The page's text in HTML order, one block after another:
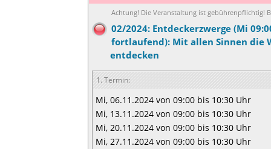
Achtung! Die Veranstaltung ist gebührenpflichtig!
02/2024: Entdeckerzwerge (Mi
fortlaufend): Mit allen Sinnen die
entdecken
1. Termin:
Mi, 06.11.2024 von 09:00 bis 10:30 Uhr
Mi, 13.11.2024 von 09:00 bis 10:30 Uhr
Mi, 20.11.2024 von 09:00 bis 10:30 Uhr
Mi, 27.11.2024 von 09:00 bis 10:30 Uhr